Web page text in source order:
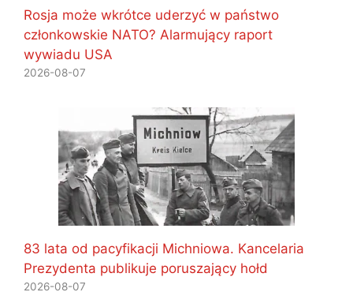
Rosja może wkrótce uderzyć w państwo
członkowskie NATO? Alarmujący raport
wywiadu USA
2026-08-07
83 lata od pacyfikacji Michniowa. Kancelaria
Prezydenta publikuje poruszający hołd
2026-08-07